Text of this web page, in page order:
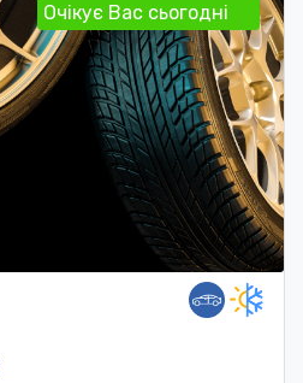
Очікує Вас сьогодні